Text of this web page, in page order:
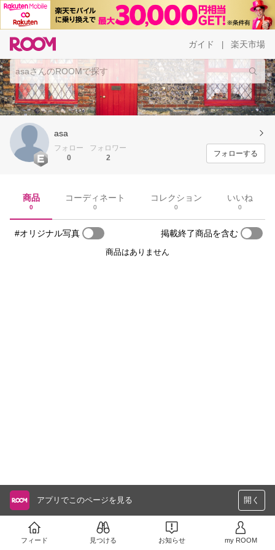
ガイド 楽天市場
asa
フォロー
0
フォロワー
2
フォローする
商品
0
コーディネート
0
コレクション
0
いいね
0
#オリジナル写真 掲載終了商品を含む
商品はありません
アプリでこのページを見る 開く
フィード 見つける お知らせ my ROOM